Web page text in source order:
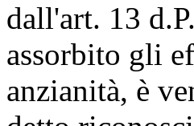
dall'art. 13
assorbito gli
anzianità, è